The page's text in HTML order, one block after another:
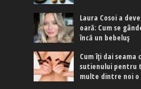
Laura Cosoi a
oară: Cum se
încă un bebeluș
Cum îți dai seama
sutienului pentru
multe dintre noi